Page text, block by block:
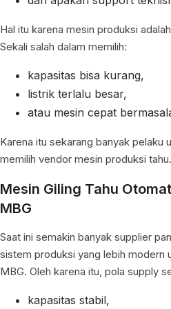
Hal itu karena mesin produksi
Sekali salah dalam memilih:
kapasitas bisa kurang,
listrik terlalu besar,
atau mesin cepat
Karena itu sekarang banyak pelaku
memilih vendor mesin produksi tahu.
Mesin Giling Tahu
MBG
Saat ini semakin banyak supplier
sistem produksi yang lebih modern
MBG. Oleh karena itu, pola supply
kapasitas stabil,